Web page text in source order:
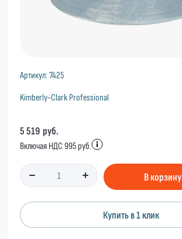
Артикул:7425
Kimberly-Clark Professional
5 519 руб.
Включая НДС 995 руб.
В корзину
Купить в 1 клик